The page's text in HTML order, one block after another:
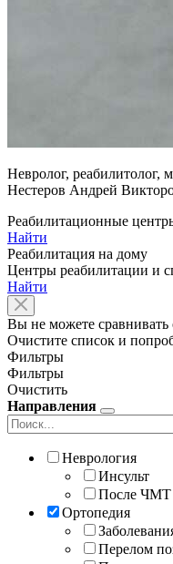
Невролог, реабилитолог,
Нестеров Андрей
Реабилитационные
Найти
Реабилитация на дому
Центры реабилитации и
Найти
Вы не можете сравнивать
Очистите список и
Фильтры
Фильтры
Очистить
Направления
Неврология
Инсульт
После ЧМТ
Ортопедия
Перелом